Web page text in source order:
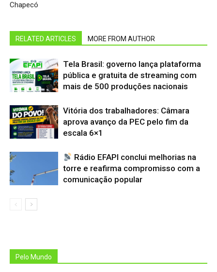
Chapecó
RELATED ARTICLES MORE FROM AUTHOR
Tela Brasil: governo lança plataforma
pública e gratuita de streaming com
mais de 500 produções nacionais
Vitória dos trabalhadores: Câmara
aprova avanço da PEC pelo fim da
escala 6×1
Rádio EFAPI conclui melhorias na
torre e reafirma compromisso com a
comunicação popular
Pelo Mundo